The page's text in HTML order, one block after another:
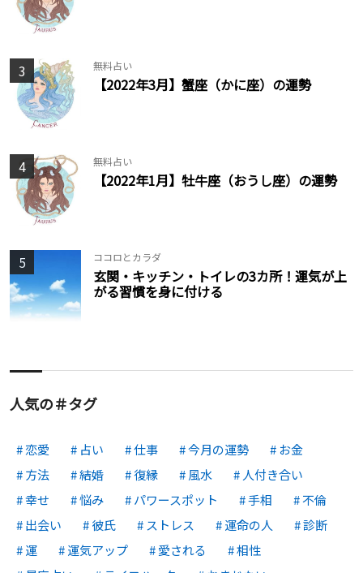
3 無料占い
【2022年3月】蟹座（かに座）の運勢
4 無料占い
【2022年1月】牡牛座（おうし座）の運勢
5 ココロとカラダ
玄関・キッチン・トイレの3カ所！運気が上
がる習慣を身に付ける
人気の＃タグ
恋愛 占い 仕事 今月の運勢
お金
方法
結婚 復縁 風水
人付き合い
幸せ
悩み パワースポット 手相
不倫
出会い
彼氏 ストレス 運命の人
診断
運
運気アップ 愛される
相性